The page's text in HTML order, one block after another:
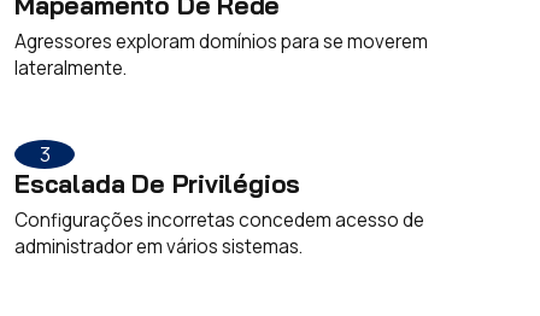
Agressores exploram domínios para se moverem
lateralmente.
3
Escalada De Privilégios
Configurações incorretas concedem acesso de
administrador em vários sistemas.